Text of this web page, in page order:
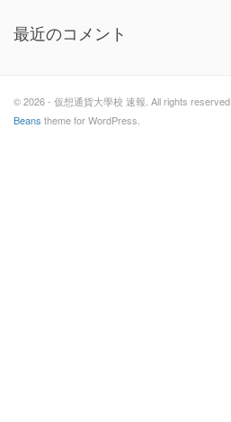
最近のコメント
© 2026 - 仮想通貨大學校 速報. All rights reserved.
Beans theme for WordPress.